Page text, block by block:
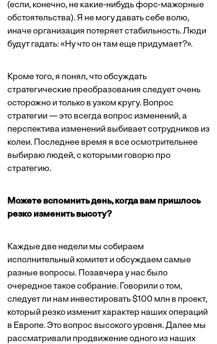
(если, конечно, не какие-нибудь форс-мажорные
обстоятельства). Я не могу давать себе волю,
иначе организация потеряет стабильность. Люди
будут гадать: «Ну что он там еще придумает?».
Кроме того, я понял, что обсуждать
стратегические преобразования следует очень
осторожно и только в узком кругу. Вопрос
стратегии — это всегда вопрос изменений, а
перспектива изменений выбивает сотрудников из
колеи. Последнее время я все осмотрительнее
выбираю людей, с которыми говорю про
стратегию.
Можете вспомнить день, когда вам пришлось
резко изменить высоту?
Каждые две недели мы собираем
исполнительный комитет и обсуждаем самые
разные вопросы. Позавчера у нас было
очередное такое собрание. Говорили о том,
следует ли нам инвестировать $100 млн в проект,
который резко изменит характер наших операций
в Европе. Это вопрос высокого уровня. Далее мы
рассматривали продвижение одного из наших